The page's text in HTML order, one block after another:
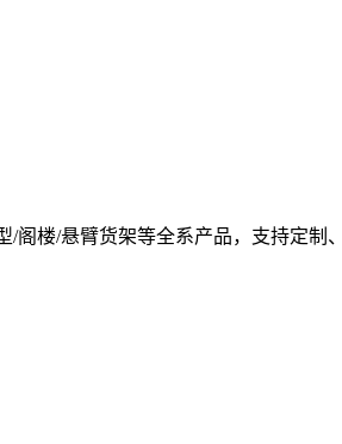
楼/悬臂货架等全系产品，支持定制